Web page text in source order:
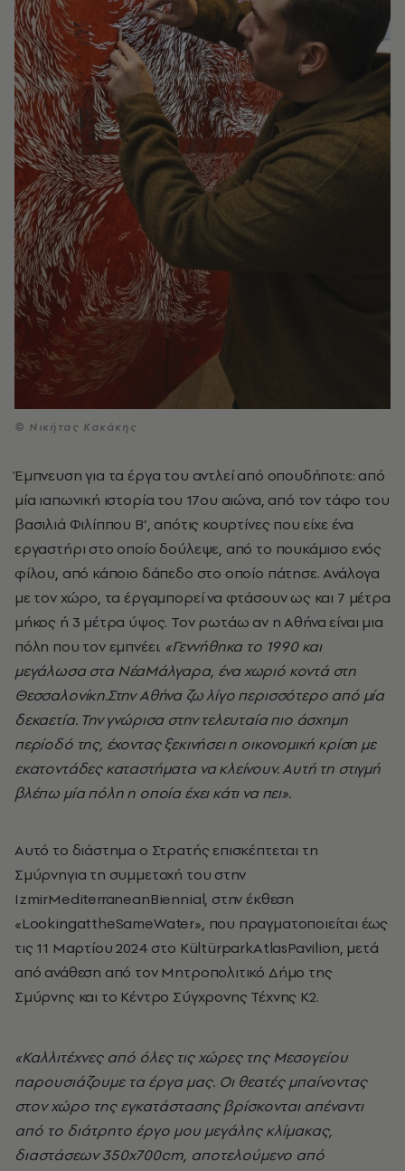
© Νικήτας Κακάκης
Έμπνευση για τα έργα του αντλεί από οπουδήποτε: από
μία ιαπωνική ιστορία του 17ου αιώνα, από τον τάφο του
βασιλιά Φιλίππου Β’, απότις κουρτίνες που είχε ένα
εργαστήρι στο οποίο δούλεψε, από το πουκάμισο ενός
φίλου, από κάποιο δάπεδο στο οποίο πάτησε. Ανάλογα
με τον χώρο, τα έργαμπορεί να φτάσουν ως και 7 μέτρα
μήκος ή 3 μέτρα ύψος. Τον ρωτάω αν η Αθήνα είναι μια
πόλη που τον εμπνέει. «Γεννήθηκα το 1990 και
μεγάλωσα στα NέαΜάλγαρα, ένα χωριό κοντά στη
Θεσσαλονίκη.Στην Αθήνα ζω λίγο περισσότερο από μία
δεκαετία. Την γνώρισα στην τελευταία πιο άσχημη
περίοδό της, έχοντας ξεκινήσει η οικονομική κρίση με
εκατοντάδες καταστήματα να κλείνουν. Αυτή τη στιγμή
βλέπω μία πόλη η οποία έχει κάτι να πει».
Αυτό το διάστημα ο Στρατής επισκέπτεται τη
Σμύρνηγια τη συμμετοχή του στην
IzmirMediterraneanBiennial, στην έκθεση
«LookingattheSameWater», που πραγματοποιείται έως
τις 11 Μαρτίου 2024 στο KültürparkAtlasPavilion, μετά
από ανάθεση από τον Μητροπολιτικό Δήμο της
Σμύρνης και το Κέντρο Σύγχρονης Τέχνης K2.
«Καλλιτέχνες από όλες τις χώρες της Μεσογείου
παρουσιάζουμε τα έργα μας. Οι θεατές μπαίνοντας
στον χώρο της εγκατάστασης βρίσκονται απέναντι
από το διάτρητο έργο μου μεγάλης κλίμακας,
διαστάσεων 350x700cm, αποτελούμενο από